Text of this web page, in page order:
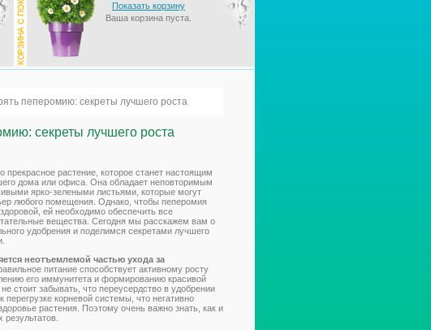
Показать корзину
Ваша корзина пуста.
пеперомию: секреты лучшего роста
секреты лучшего роста
прекрасное растение, которое станет настоящим
дома или офиса. Она обладает неповторимым
ярко-зелеными листьями, которые могут
любого помещения. Однако, чтобы пеперомия
ей необходимо обеспечить все
вещества. Сегодня мы расскажем вам о
удобрения и поделимся секретами лучшего
неотъемлемой частью ухода за
питание способствует активному росту
его иммунитета и формированию красивой
стоит забывать, что переусердство в удобрении
перегрузке корневой системы, что негативно
растения. Поэтому очень важно знать, как и